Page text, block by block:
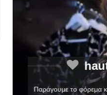
Παράγουμε το φόρεμα